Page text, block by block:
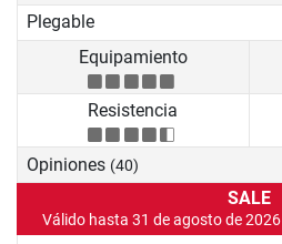
Plegable
Equipamiento
Resistencia
Opiniones (40)
SALE
Válido hasta 31 de agosto de 2026